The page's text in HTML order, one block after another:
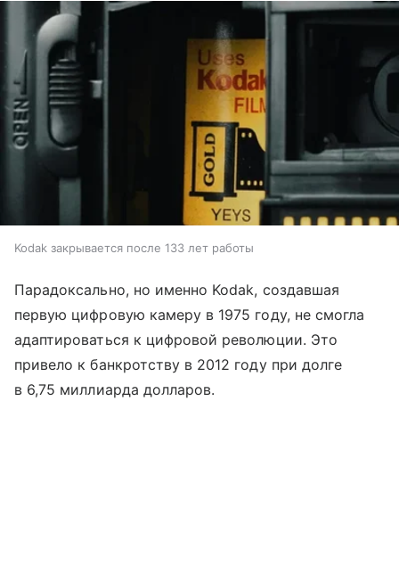
Kodak закрывается после 133 лет работы
Парадоксально, но именно Kodak, создавшая
первую цифровую камеру в 1975 году, не смогла
адаптироваться к цифровой революции. Это
привело к банкротству в 2012 году при долге
в 6,75 миллиарда долларов.